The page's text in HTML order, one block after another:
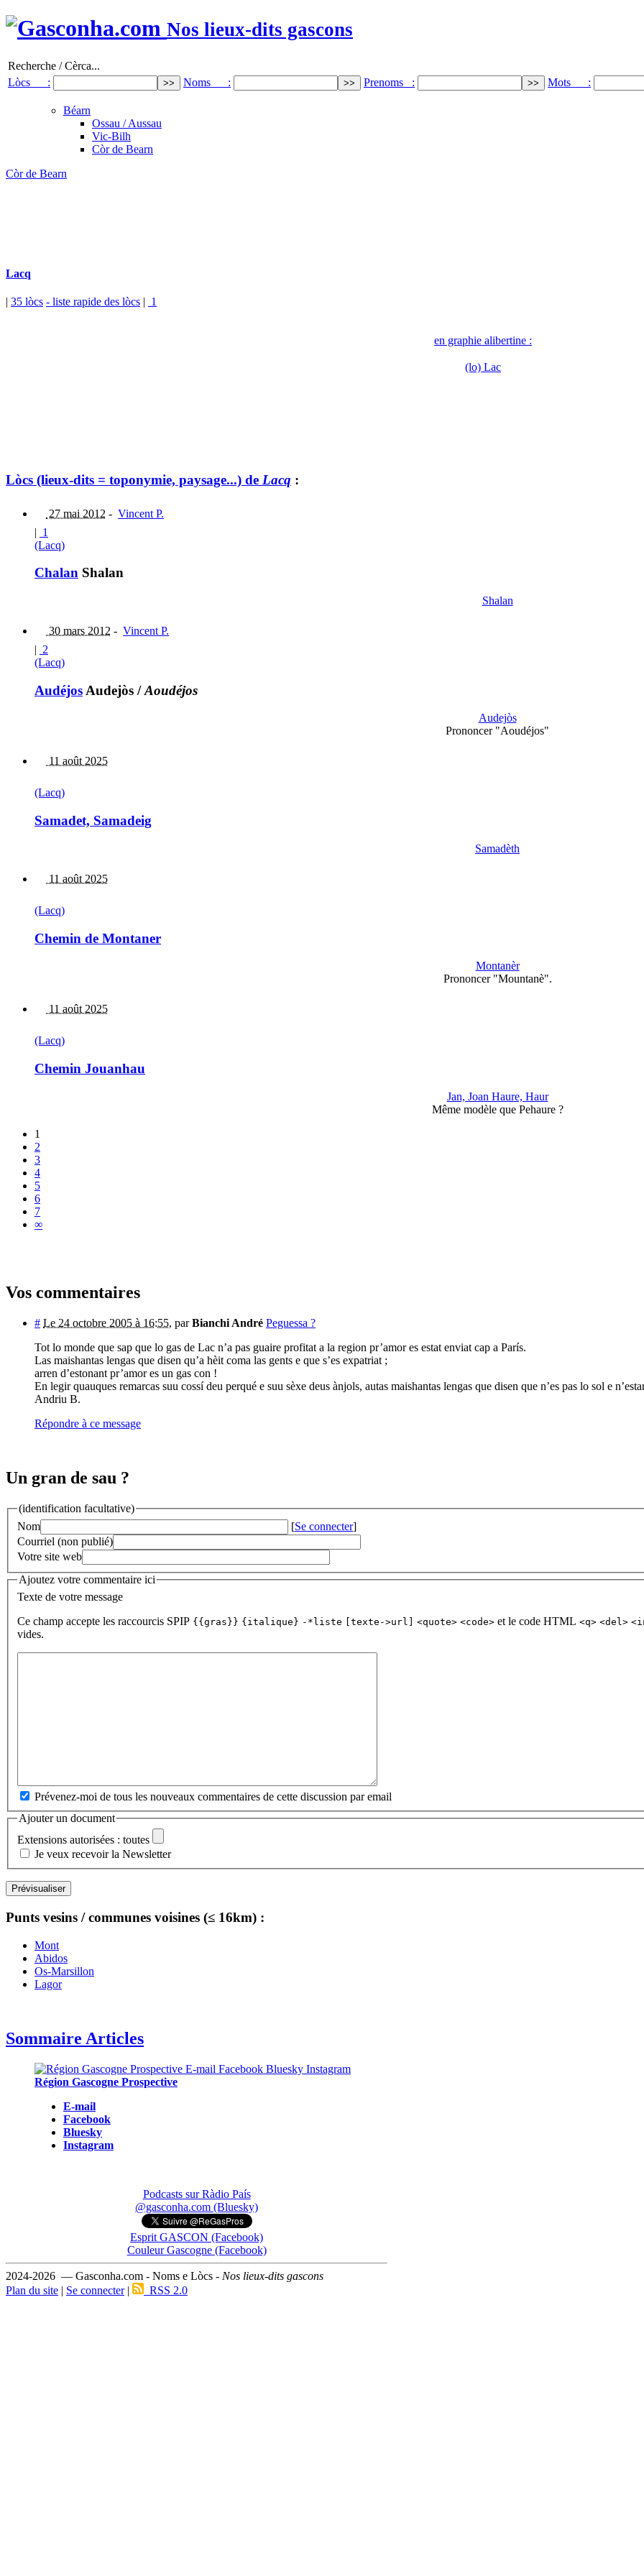
Nos lieux-dits gascons
Recherche / Cèrca...
Lòcs :
Noms : Prenoms : Mots :
Béarn
Ossau / Aussau
Vic-Bilh
Còr de Bearn
Còr de Bearn
Lacq
| 35 lòcs - liste rapide des lòcs | 1
en graphie alibertine :
(lo) Lac
Lòcs (lieux-dits = toponymie, paysage...) de Lacq :
27 mai 2012 - Vincent P.
| 1
(Lacq)
Chalan Shalan
Shalan
30 mars 2012 - Vincent P.
| 2
(Lacq)
Audéjos Audejòs /Aoudéjos
Audejòs
Prononcer "Aoudéjos"
11 août 2025
(Lacq)
Samadet, Samadeig
Samadèth
11 août 2025
(Lacq)
Chemin de Montaner
Montanèr
Prononcer "Mountanè".
11 août 2025
(Lacq)
Chemin Jouanhau
Jan, Joan Haure, Haur
Même modèle que Pehaure ?
1
2
3
4
5
6
7
∞
Vos commentaires
# Le 24 octobre 2005 à 16:55, parBianchi André Peguessa ?
Tot lo monde que sap que lo gas de Lac n’a pas guaire profitat a la region pr’amor es estat enviat cap a París.
Las maishantas lengas que disen qu’a hèit coma las gents e que s’es expatriat ;
arren d’estonant pr’amor es un gas con !
En legir quauques remarcas suu cossí deu perqué e suu sèxe deus ànjols, autas maishantas lengas que disen que n’es pas lo sol e
Andriu B.
Répondre à ce message
Un gran de sau ?
(identification facultative)
Nom
[Se connecter]
Courriel (non publié)
Votre site web
Ajoutez votre commentaire ici
Texte de votre message
Ce champ accepte les raccourcis SPIP {{gras}} {italique} -*liste [texte->url] <quote> <code> et le code HTML <q> <del>
vides.
Prévenez-moi de tous les nouveaux commentaires de cette discussion par email
Ajouter un document
Extensions autorisées : toutes
Je veux recevoir la Newsletter
Punts vesins / communes voisines (≤ 16km) :
Mont
Abidos
Os-Marsillon
Lagor
Sommaire Articles
Région Gascogne Prospective
E-mail
Facebook
Bluesky
Instagram
Podcasts sur Ràdio País
@gasconha.com (Bluesky)
Esprit GASCON (Facebook)
Couleur Gascogne (Facebook)
2024-2026 — Gasconha.com - Noms e Lòcs - Nos lieux-dits gascons
Plan du site | Se connecter| RSS 2.0